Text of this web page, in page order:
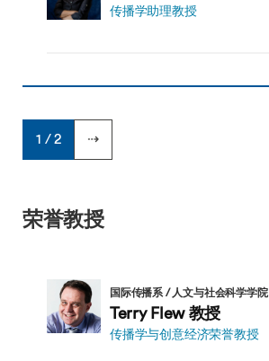
传播学助理教授
1 / 2 ⇢
荣誉教授
国际传播系 / 人文与社会科学学院
Terry Flew 教授
传播学与创意经济荣誉教授